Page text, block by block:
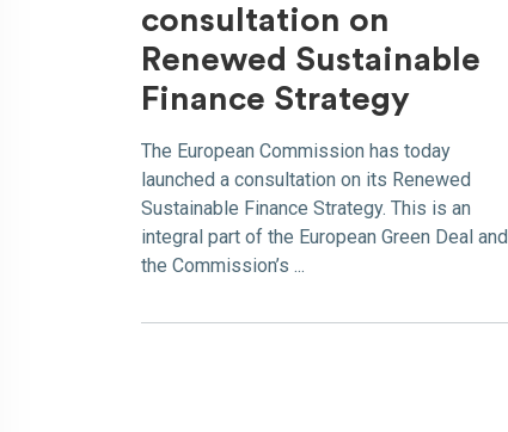
consultation on
Renewed Sustainable
Finance Strategy
The European Commission has today
launched a consultation on its Renewed
Sustainable Finance Strategy. This is an
integral part of the European Green Deal and
the Commission’s ...